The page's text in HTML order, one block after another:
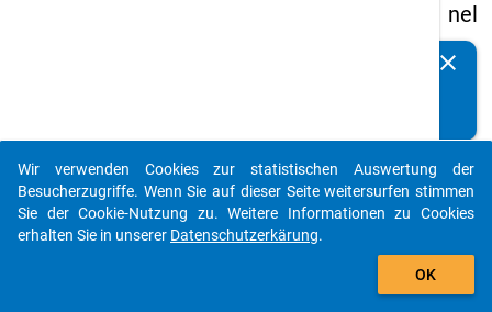
nel
s
-
zw
eit
clear
auto_stories
add_shopping_cart
Wir verwenden Cookies zur statistischen Auswertung der
Besucherzugriffe. Wenn Sie auf dieser Seite weitersurfen stimmen
Sie der Cookie-Nutzung zu. Weitere Informationen zu Cookies
erhalten Sie in unserer Datenschutzerkärung.
OK